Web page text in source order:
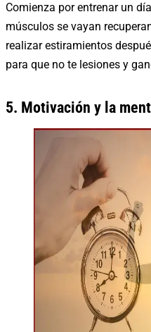
Comienza por entrenar un
músculos se vayan
realizar estiramientos
para que no te lesiones y
5. Motivación y la